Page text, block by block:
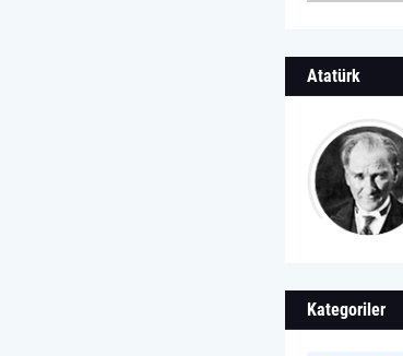
Atatürk
Kategoriler